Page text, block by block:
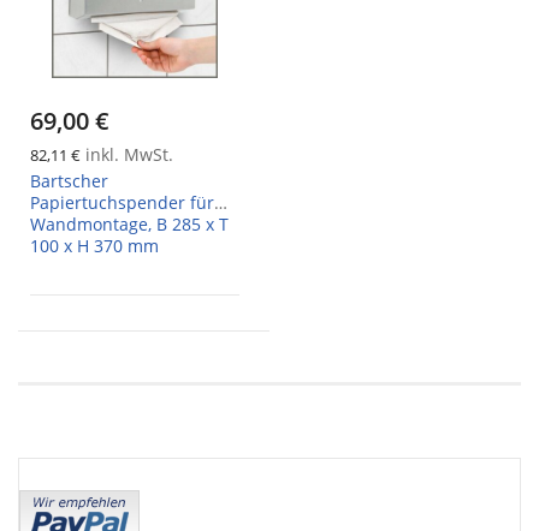
69,00 €
82,11 € inkl. MwSt.
Bartscher
Papiertuchspender für
Wandmontage, B 285 x T
100 x H 370 mm